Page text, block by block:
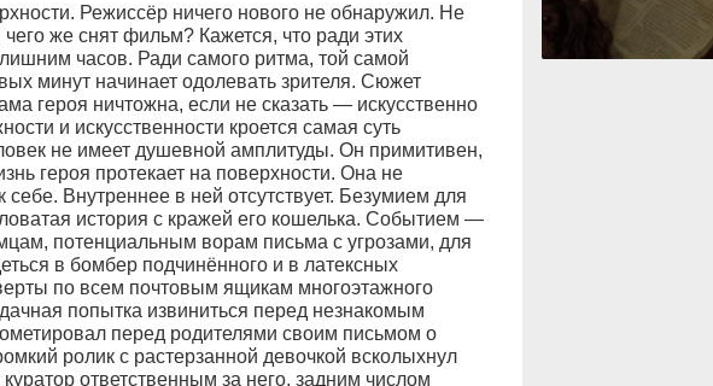
Режиссёр ничего нового не обнаружил. Не
же снят фильм? Кажется, что ради этих
часов. Ради самого ритма, той самой
минут начинает одолевать зрителя. Сюжет
героя ничтожна, если не сказать — искусственно
и искусственности кроется самая суть
не имеет душевной амплитуды. Он примитивен,
героя протекает на поверхности. Она не
Внутреннее в ней отсутствует. Безумием для
история с кражей его кошелька. Событием —
потенциальным ворам письма с угрозами, для
в бомбер подчинённого и в латексных
по всем почтовым ящикам многоэтажного
попытка извиниться перед незнакомым
перед родителями своим письмом о
ролик с растерзанной девочкой всколыхнул
ответственным за него, задним числом